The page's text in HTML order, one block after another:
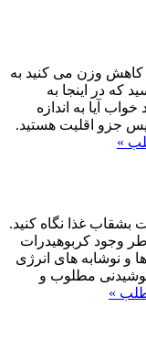
وزن می کنید به
که در اینجا به
شده است: 1. کمبود خواب آیا به اندازه
جزو اقلیت هستید.
»
بشقاب غذا نگاه کنید.
وجود کربوهیدرات
و نوشابه های انرژی
نوشیدنی مطلوب و
»